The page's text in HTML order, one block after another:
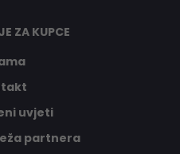
ZA KUPCE
uvjeti
partnera